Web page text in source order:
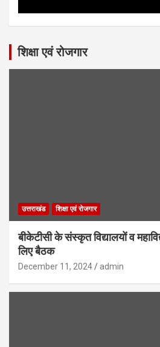
शिक्षा एवं रोजगार
उत्तराखंड शिक्षा एवं रोजगार
बीकेटीसी के संस्कृत विद्यालयों व
लिए बैठक
December 11, 2024 admin